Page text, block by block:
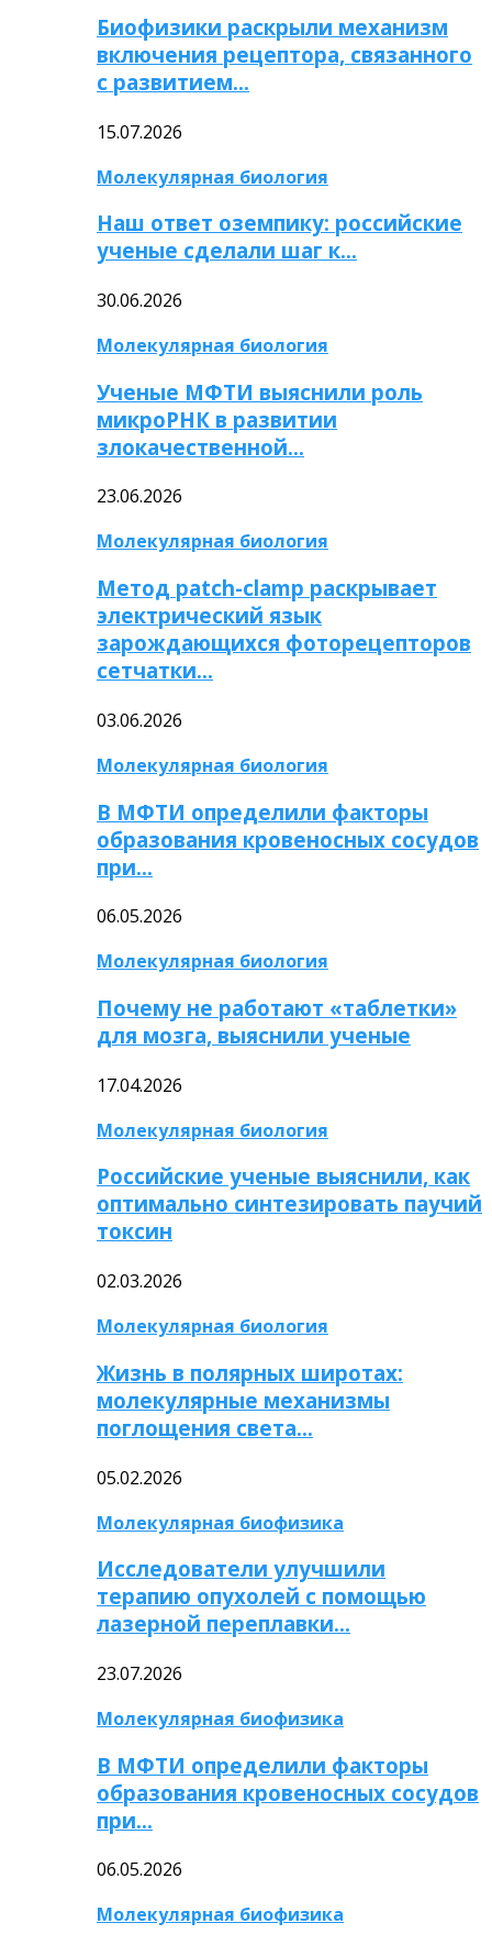
Биофизики раскрыли механизм
включения рецептора, связанного
с развитием…
15.07.2026
Молекулярная биология
Наш ответ оземпику: российские
ученые сделали шаг к…
30.06.2026
Молекулярная биология
Ученые МФТИ выяснили роль
микроРНК в развитии
злокачественной…
23.06.2026
Молекулярная биология
Метод patch-clamp раскрывает
электрический язык
зарождающихся фоторецепторов
сетчатки…
03.06.2026
Молекулярная биология
В МФТИ определили факторы
образования кровеносных сосудов
при…
06.05.2026
Молекулярная биология
Почему не работают «таблетки»
для мозга, выяснили ученые
17.04.2026
Молекулярная биология
Российские ученые выяснили, как
оптимально синтезировать паучий
токсин
02.03.2026
Молекулярная биология
Жизнь в полярных широтах:
молекулярные механизмы
поглощения света…
05.02.2026
Молекулярная биофизика
Исследователи улучшили
терапию опухолей с помощью
лазерной переплавки…
23.07.2026
Молекулярная биофизика
В МФТИ определили факторы
образования кровеносных сосудов
при…
06.05.2026
Молекулярная биофизика